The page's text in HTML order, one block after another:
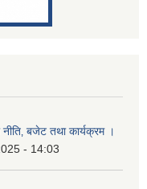
बजेट तथा कार्यक्रम ।
- 14:03